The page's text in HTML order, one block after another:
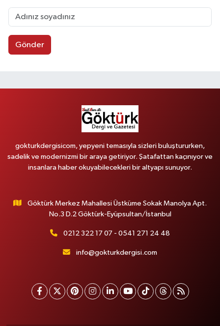
Gönder
gokturkdergisicom, yepyeni temasıyla sizleri buluştururken,
sadelik ve modernizmi bir araya getiriyor. Şatafattan kaçınıyor ve
insanlara haber okuyabilecekleri bir altyapı sunuyor.
Göktürk Merkez Mahallesi Üstküme Sokak Manolya Apt.
No.3 D.2 Göktürk-Eyüpsultan/İstanbul
0212 322 17 07 - 0541 271 24 48
info@gokturkdergisi.com